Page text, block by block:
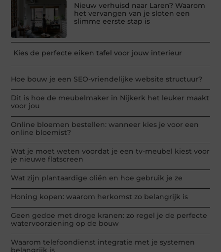
Nieuw verhuisd naar Laren? Waarom
het vervangen van je sloten een
slimme eerste stap is
Kies de perfecte eiken tafel voor jouw interieur
Hoe bouw je een SEO-vriendelijke website structuur?
Dit is hoe de meubelmaker in Nijkerk het leuker maakt
voor jou
Online bloemen bestellen: wanneer kies je voor een
online bloemist?
Wat je moet weten voordat je een tv-meubel kiest voor
je nieuwe flatscreen
Wat zijn plantaardige oliën en hoe gebruik je ze
Honing kopen: waarom herkomst zo belangrijk is
Geen gedoe met droge kranen: zo regel je de perfecte
watervoorziening op de bouw
Waarom telefoondienst integratie met je systemen
belangrijk is